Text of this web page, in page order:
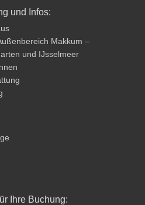
und Infos:
Makkum –
und IJsselmeer
Ihre Buchung: